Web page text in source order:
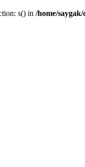
s() in /home/